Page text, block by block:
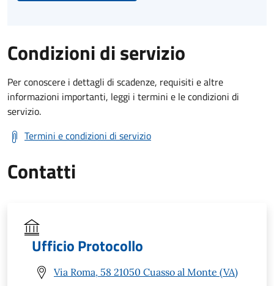
Condizioni di servizio
Per conoscere i dettagli di scadenze, requisiti e altre
informazioni importanti, leggi i termini e le condizioni di
servizio.
Termini e condizioni di servizio
Contatti
Ufficio Protocollo
Via Roma, 58 21050 Cuasso al Monte (VA)